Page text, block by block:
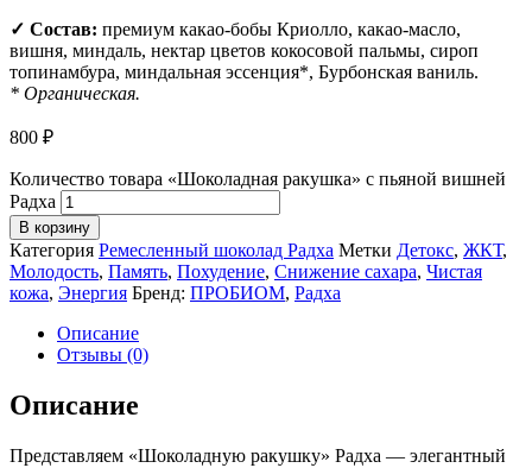
✓ Состав: премиум какао-бобы Криолло, какао-масло,
вишня, миндаль, нектар цветов кокосовой пальмы, сироп
топинамбура, миндальная эссенция*, Бурбонская ваниль.
* Органическая.
800 ₽
Количество товара «Шоколадная ракушка» с пьяной вишней
Радха
В корзину
Категория Ремесленный шоколад Радха Метки Детокс, ЖКТ,
Молодость, Память, Похудение, Снижение сахара, Чистая
кожа, Энергия Бренд: ПРОБИОМ, Радха
Описание
Отзывы (0)
Описание
Представляем «Шоколадную ракушку» Радха — элегантный